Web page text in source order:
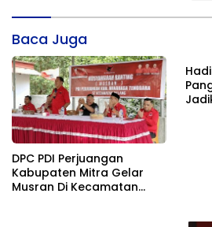
Baca Juga
DPC PDI Perjuangan
Kabupaten Mitra Gelar
Musran Di Kecamatan